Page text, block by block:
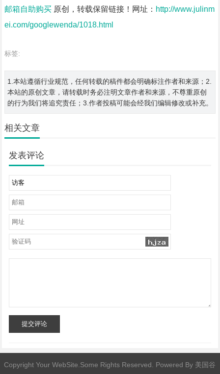
邮箱自助购买原创，转载保留链接！网址： http://www.julinm
ei.com/googlewenda/1018.html
标签:
1.本站遵循行业规范，任何转载的稿件都会明确标注作者和来源；2.
本站的原创文章，请转载时务必注明文章作者和来源，不尊重原创
的行为我们将追究责任；3.作者投稿可能会经我们编辑修改或补充。
相关文章
发表评论
提交评论
Copyright Your WebSite.Some Rights Reserved. Powered By 美国谷